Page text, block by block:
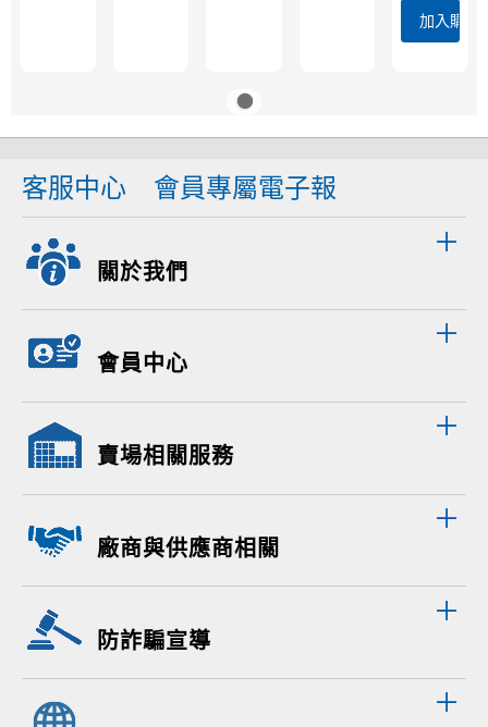
加入購物
客服中心 會員專屬電子報
關於我們
會員中心
賣場相關服務
廠商與供應商相關
防詐騙宣導